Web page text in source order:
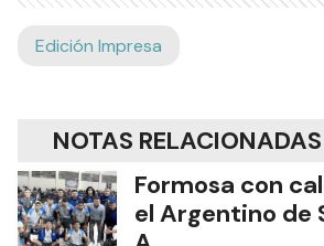
Edición Impresa
NOTAS RELACIONADAS
Formosa con
el Argentino de